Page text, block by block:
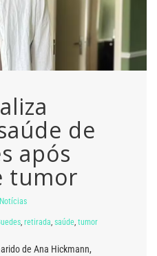
de
após
tumor
Notícias
retirada saúde tumor
de Ana Hickmann,